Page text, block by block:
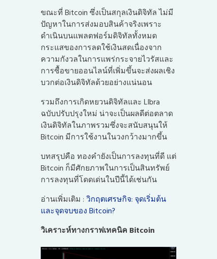
ขณะที่ Bitcoin ซึ่งเป็นสกุลเงินดิจิทัล ไม่มี
ปัญหาในการส่งมอบสินค้าจริงเพราะ
ดำเนินบนแพลตฟอร์มดิจิทัลทั้งหมด
กระแสของการลดใช้เงินสดเนื่องจาก
ความกังวลในการแพร่กระจายไวรัสและ
การซื้อขายออนไลน์ที่เพิ่มขึ้นจะส่งผลเชิง
บวกต่อเงินดิจิทัลด้วยอย่างแน่นอน
รวมถึงการเกิดหยวนดิจิทัลและ LIbra
ฉบับปรับปรุงใหม่ น่าจะเป็นผลดีต่อตลาด
เงินดิจิทัลในภาพรวมซึ่งจะสนับสนุนให้
Bitcoin มีการใช้งานในวงกว้างมากขึ้น
บทสรุปคือ ทองคำยังเป็นการลงทุนที่ดี แต่
Bitcoin ก็มีศักยภาพในการเป็นสินทรัพย์
การลงทุนที่โดดเด่นในปีนี้ได้เช่นกัน
อ่านเพิ่มเติม :วิกฤตเศรษกิจ: จุดเริ่มต้น
และจุดจบของ Bitcoin?
วิเคราะห์ทางกราฟเทคนิค Bitcoin